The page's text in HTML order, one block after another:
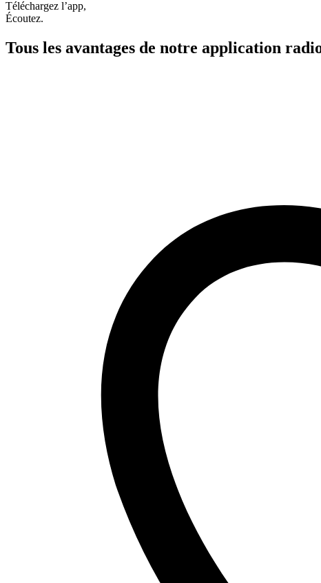
Téléchargez l’app,
Écoutez.
Tous les avantages de notre application